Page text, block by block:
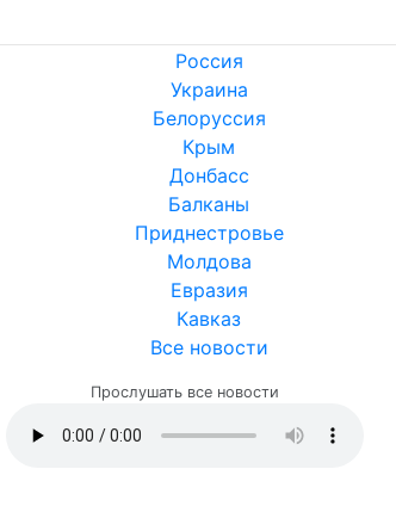
Россия
Украина
Белоруссия
Крым
Донбасс
Балканы
Приднестровье
Молдова
Евразия
Кавказ
Все новости
Прослушать все новости